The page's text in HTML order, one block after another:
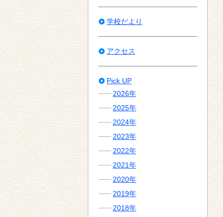
学校だより
アクセス
Pick UP
2026年
2025年
2024年
2023年
2022年
2021年
2020年
2019年
2018年